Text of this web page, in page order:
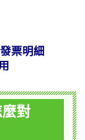
票明細
對